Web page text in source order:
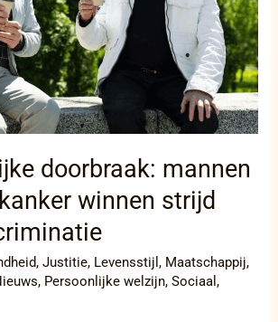
doorbraak: mannen
winnen strijd
,Justitie, Levensstijl, Maatschappij,
, Persoonlijke welzijn,Sociaal,